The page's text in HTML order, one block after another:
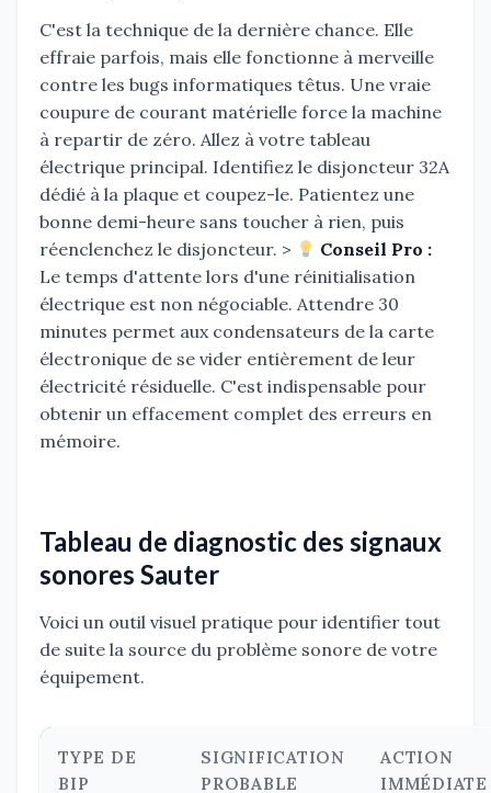
C'est la technique de la dernière chance. Elle
effraie parfois, mais elle fonctionne à merveille
contre les bugs informatiques têtus. Une vraie
coupure de courant matérielle force la machine
à repartir de zéro. Allez à votre tableau
électrique principal. Identifiez le disjoncteur 32A
dédié à la plaque et coupez-le. Patientez une
bonne demi-heure sans toucher à rien, puis
réenclenchez le disjoncteur. >
Conseil Pro :
Le temps d'attente lors d'une réinitialisation
électrique est non négociable. Attendre 30
minutes permet aux condensateurs de la carte
électronique de se vider entièrement de leur
électricité résiduelle. C'est indispensable pour
obtenir un effacement complet des erreurs en
mémoire.
Tableau de diagnostic des signaux
sonores Sauter
Voici un outil visuel pratique pour identifier tout
de suite la source du problème sonore de votre
équipement.
TYPE DE
BIP
SIGNIFICATION
PROBABLE
ACTION
IMMÉDIATE